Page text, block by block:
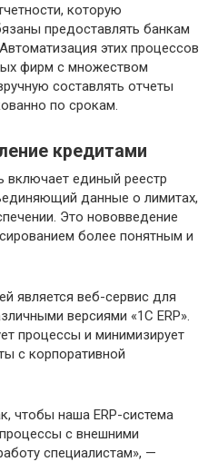
которую
предоставлять банкам
этих процессов
фирм с множеством
составлять отчеты
по срокам.
кредитами
включает единый реестр
данные о лимитах,
Это нововведение
более понятным и
является веб-сервис для
версиями «1С ERP».
процессы и минимизирует
с корпоративной
чтобы наша ERP-система
процессы с внешними
специалистам», —